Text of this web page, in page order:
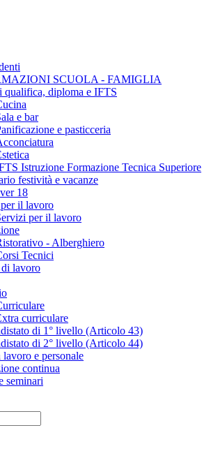
SCUOLA - FAMIGLIA
qualifica, diploma e IFTS
e bar
e pasticceria
Istruzione Formazione Tecnica Superiore
festività e vacanze
18
il lavoro
per il lavoro
- Alberghiero
Tecnici
lavoro
curriculare
di 1° livello (Articolo 43)
di 2° livello (Articolo 44)
lavoro e personale
continua
seminari